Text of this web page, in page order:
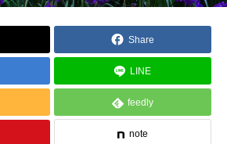
Share
LINE
feedly
note